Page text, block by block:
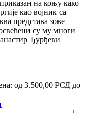
на коњу како
као војник са
представа зове
су му многи
Ђурђеви
од 3.500,00 РСД до